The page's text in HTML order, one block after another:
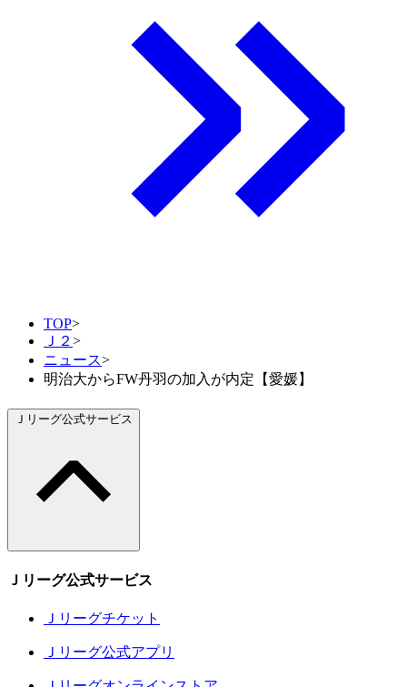
TOP>
Ｊ２ >
ニュース>
明治大からFW丹羽の加入が内定【愛媛】
Ｊリーグ公式サービス
Ｊリーグ公式サービス
Ｊリーグチケット
Ｊリーグ公式アプリ